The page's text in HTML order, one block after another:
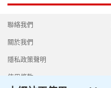
聯絡我們
關於我們
隱私政策聲明
使用條款